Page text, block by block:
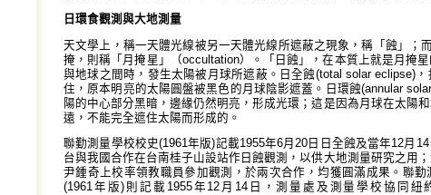
日環食觀測與大地測量
天文學上，稱一天體光線被另一天體光線所遮蔽之現象，稱「蝕」；
掩，則稱「月掩星」（occultation）。「日蝕」，在本質上就是月掩
與地球之間時，發生太陽被月球所遮蔽。日全蝕(total solar eclipse)
住，原本明亮的太陽圓盤被黑色的月球陰影遮蓋。日環蝕(annular
陽的中心部分黑暗，邊緣仍然明亮，形成光環；這是因為月球在太陽
遠，不能完全遮住太陽而形成的。
聯勤測量學校校史(1961年版)記載1955年6月20日日全蝕及當年12月
台與我國合作在台南桂子山設站作日蝕觀測，以供大地測量研究之用
尹鍾奇上校率領教職員參加觀測，於兩次合作，均獲圓滿成果。聯
(1961年版)則記載1955年12月14日，測量處及測量學校協同紐